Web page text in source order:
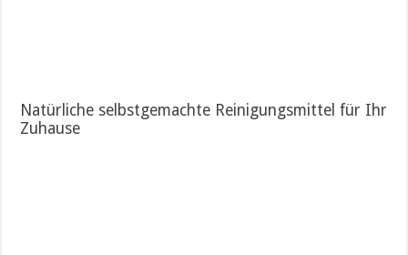
Natürliche selbstgemachte Reinigungsmittel für Ihr
Zuhause